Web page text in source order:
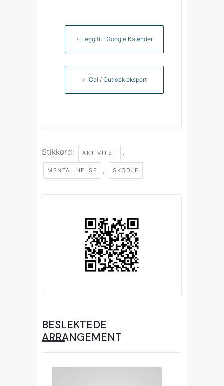
+ Legg til i Google Kalender
+ iCal / Outlook eksport
Stikkord: AKTIVITET ,
MENTAL HELSE , SKODJE
BESLEKTEDE
ARRANGEMENT